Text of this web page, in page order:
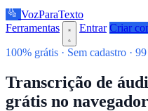
VozParaTexto
Ferramentas
Entrar Criar
100% grátis · Sem cadastro ·
Transcrição de
grátis no navegador